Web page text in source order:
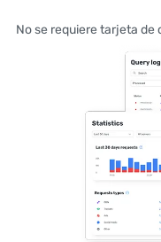
No se requiere tarjeta de